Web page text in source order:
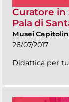
Curatore in
Pala di
Musei
26/07/2017
Didattica per